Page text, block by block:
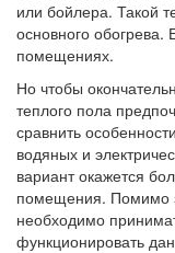
или бойлера. Такой
основного
помещениях.
Но чтобы
теплого пола
сравнить
водяных и
вариант окажется
помещения. Помимо
необходимо
функционировать